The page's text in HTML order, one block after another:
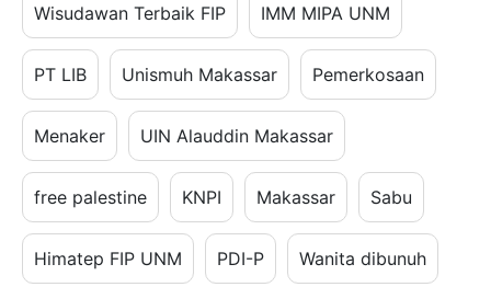
Wisudawan Terbaik FIP IMM MIPA UNM
PT LIB Unismuh Makassar Pemerkosaan
Menaker UIN Alauddin Makassar
free palestine KNPI Makassar Sabu
Himatep FIP UNM PDI-P Wanita dibunuh